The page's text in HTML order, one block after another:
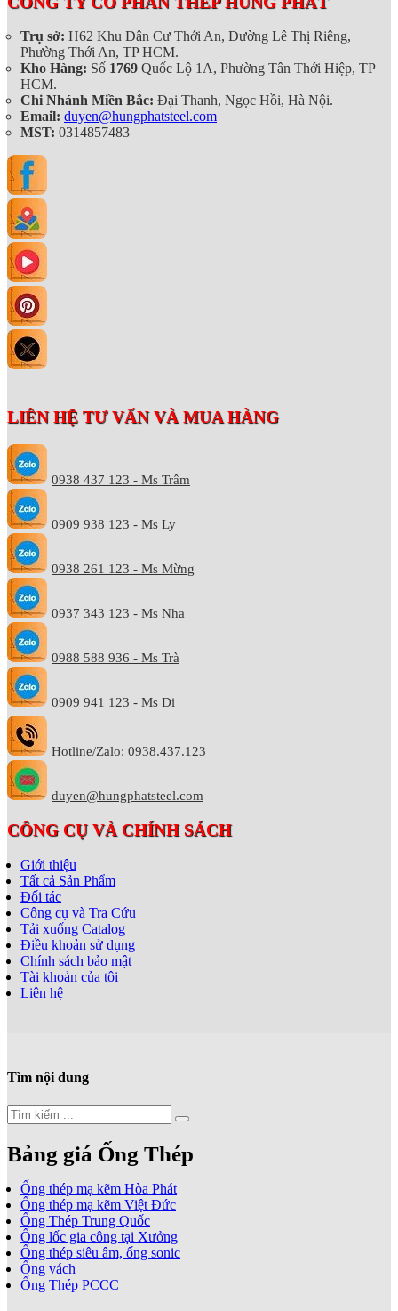
Trụ sở: H62 Khu Dân Cư Thới An, Đường Lê Thị Riêng,
Phường Thới An, TP HCM.
Kho Hàng: Số 1769 Quốc Lộ 1A, Phường Tân Thới Hiệp, TP
HCM.
Chi Nhánh Miền Bắc: Đại Thanh, Ngọc Hồi, Hà Nội.
Email: duyen@hungphatsteel.com
MST: 0314857483
LIÊN HỆ TƯ VẤN VÀ MUA HÀNG
0938 437 123 - Ms Trâm
0909 938 123 - Ms Ly
0938 261 123 - Ms Mừng
0937 343 123 - Ms Nha
0988 588 936 - Ms Trà
0909 941 123 - Ms Di
Hotline/Zalo: 0938.437.123
duyen@hungphatsteel.com
CÔNG CỤ VÀ CHÍNH SÁCH
Giới thiệu
Tất cả Sản Phẩm
Đối tác
Công cụ và Tra Cứu
Tải xuống Catalog
Điều khoản sử dụng
Chính sách bảo mật
Tài khoản của tôi
Liên hệ
Tìm nội dung
Bảng giá Ống Thép
Ống thép mạ kẽm Hòa Phát
Ống thép mạ kẽm Việt Đức
Ống Thép Trung Quốc
Ống lốc gia công tại Xưởng
Ống thép siêu âm, ống sonic
Ống vách
Ống Thép PCCC